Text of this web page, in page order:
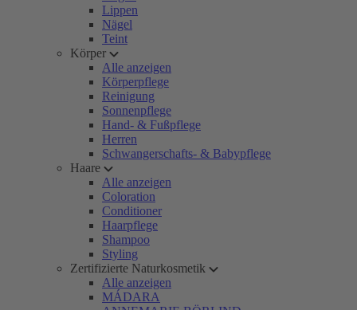
Lippen
Nägel
Teint
Körper
Alle anzeigen
Körperpflege
Reinigung
Sonnenpflege
Hand- & Fußpflege
Herren
Schwangerschafts- & Babypflege
Haare
Alle anzeigen
Coloration
Conditioner
Haarpflege
Shampoo
Styling
Zertifizierte Naturkosmetik
Alle anzeigen
MÁDARA